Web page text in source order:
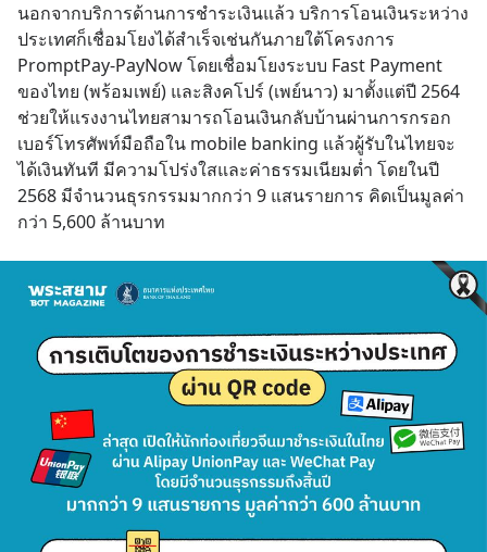
นอกจากบริการด้านการชำระเงินแล้ว บริการโอนเงินระหว่าง
ประเทศก็เชื่อมโยงได้สำเร็จเช่นกันภายใต้โครงการ
PromptPay-PayNow โดยเชื่อมโยงระบบ Fast Payment
ของไทย (พร้อมเพย์) และสิงคโปร์ (เพย์นาว) มาตั้งแต่ปี 2564
ช่วยให้แรงงานไทยสามารถโอนเงินกลับบ้านผ่านการกรอก
เบอร์โทรศัพท์มือถือใน mobile banking แล้วผู้รับในไทยจะ
ได้เงินทันที มีความโปร่งใสและค่าธรรมเนียมต่ำ โดยในปี
2568 มีจำนวนธุรกรรมมากกว่า 9 แสนรายการ คิดเป็นมูลค่า
กว่า 5,600 ล้านบาท